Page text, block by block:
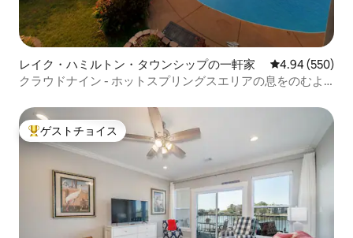
レイク・ハミルトン・タウンシップの一軒家 レビュー550
4.94 (550)
クラウドナイン - ホットスプリングスエリアの息をのむよ
大好評のゲストチョイスです。
ゲストチョイス